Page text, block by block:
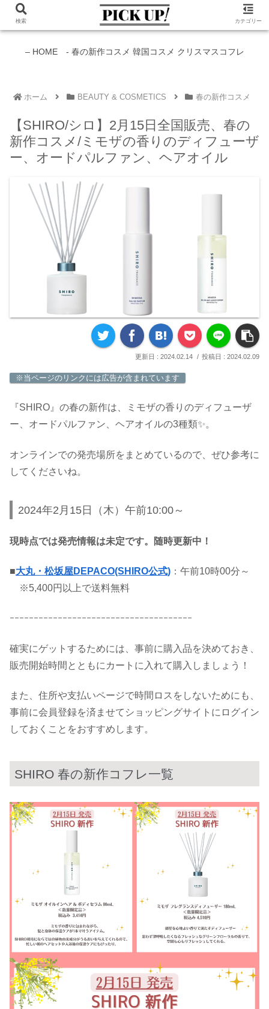
新作コスメ情報発信中！
– HOME - 春の新作コスメ 韓国コスメ クリスマスコフレ
ホーム BEAUTY & COSMETICS 春の新作コスメ
【SHIRO/シロ】2月15日全国販売、春の
新作コスメ/ミモザの香りのディフューザ
ー、オードパルファン、ヘアオイル
2024.02.14 2024.02.09
※当ページのリンクには広告が含まれています
『SHIRO』の春の新作は、ミモザの香りのディフューザ
ー、オードパルファン、ヘアオイルの3種類✨。
オンラインでの発売場所をまとめているので、ぜひ参考に
してくださいね。
2024年2月15日（木）午前10:00～
現時点では発売情報は未定です。随時更新中！
■大丸・松坂屋DEPACO(SHIRO公式) ：午前10時00分～
※5,400円以上で送料無料
ｰｰｰｰｰｰｰｰｰｰｰｰｰｰｰｰｰｰｰｰｰｰｰｰｰｰｰｰｰｰｰｰｰｰｰｰｰｰ
確実にゲットするためには、事前に購入品を決めておき、
販売開始時間とともにカートに入れて購入しましょう！
また、住所や支払いページで時間ロスをしないためにも、
事前に会員登録を済ませてショッピングサイトにログイン
しておくことをおすすめします。
SHIRO 春の新作コフレ一覧
検索 カテゴリー